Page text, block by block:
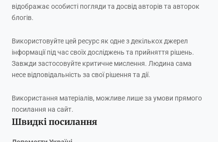
відображає особисті погляди та досвід авторів та авторок
блогів.
Використовуйте цей ресурс як одне з декількох джерел
інформації під час своїх досліджень та прийняття рішень.
Завжди застосовуйте критичне мислення. Людина сама
несе відповідальність за свої рішення та дії.
Використання матеріалів, можливе лише за умови прямого
посилання на сайт.
Швидкі посилання